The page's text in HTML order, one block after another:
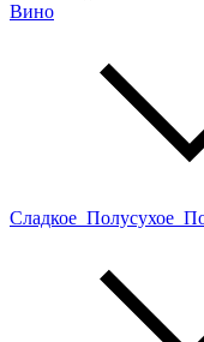
Вино
Сладкое Полусухое